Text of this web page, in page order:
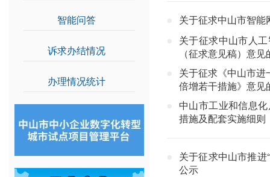
智能问答
诉求办结情况
办理情况统计
关于征求中山市智能
关于征求中山市人
（征求意见稿）意见
关于征求《中山市进
倍增若干措施》意见
中山市工业和信息
措施及配套实施细则
关于征求中山市推
公示